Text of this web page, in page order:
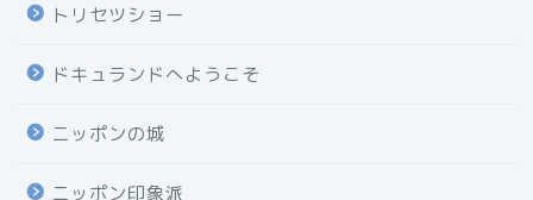
トリセツショー
ドキュランドへようこそ
ニッポンの城
ニッポン印象派